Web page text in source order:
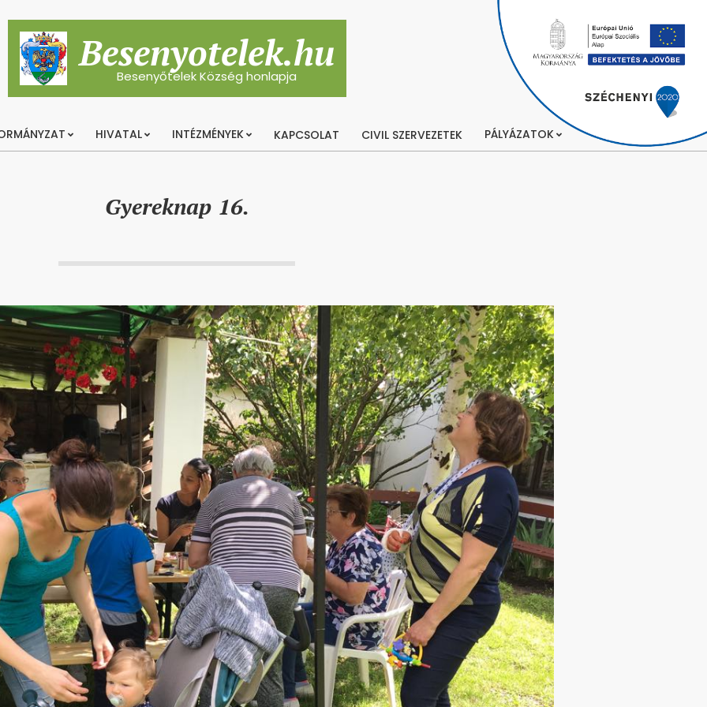
Besenyotelek.hu
Besenyőtelek Község honlapja
Primary
HIVATAL INTÉZMÉNYEK KAPCSOLAT CIVIL SZERVEZETEK PÁLYÁZATOK
Gyereknap 16.